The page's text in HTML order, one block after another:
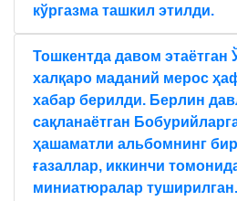
кўргазма ташкил этилди.
Тошкентда давом этаётган
халқаро маданий мерос
хабар берилди. Берлин
сақланаётган
ҳашаматли альбомнинг
ғазаллар, иккинчи
миниатюралар